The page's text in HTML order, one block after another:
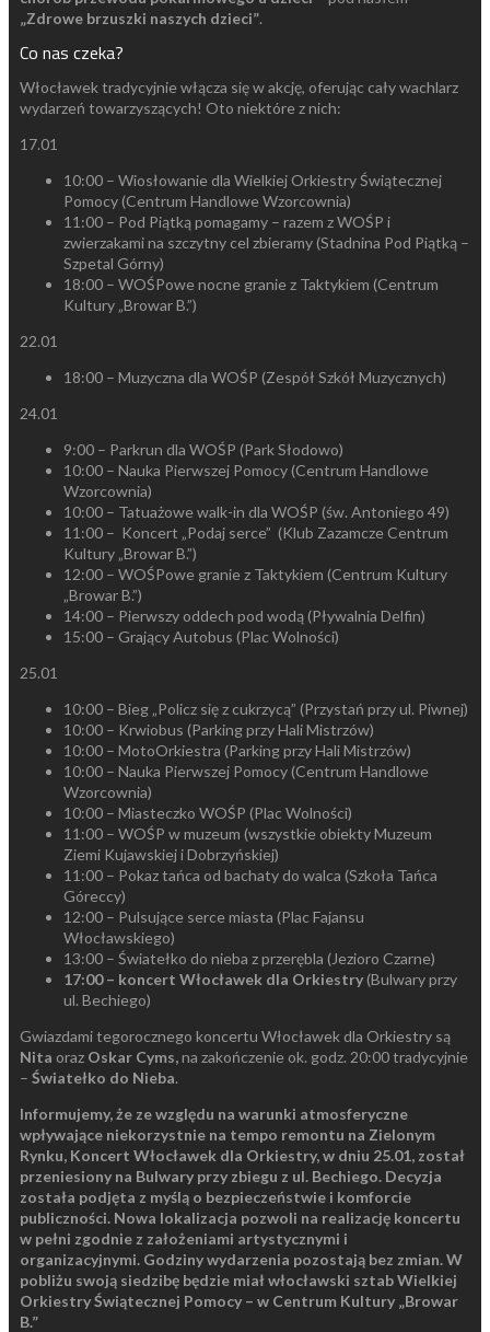
„Zdrowe brzuszki naszych dzieci”.
Co nas czeka?
Włocławek tradycyjnie włącza się w akcję, oferując cały wachlarz
wydarzeń towarzyszących! Oto niektóre z nich:
17.01
10:00 – Wiosłowanie dla Wielkiej Orkiestry Świątecznej
Pomocy (Centrum Handlowe Wzorcownia)
11:00 – Pod Piątką pomagamy – razem z WOŚP i
zwierzakami na szczytny cel zbieramy (Stadnina Pod Piątką –
Szpetal Górny)
18:00 – WOŚPowe nocne granie z Taktykiem (Centrum
Kultury „Browar B.”)
22.01
18:00 – Muzyczna dla WOŚP (Zespół Szkół Muzycznych)
24.01
9:00 – Parkrun dla WOŚP (Park Słodowo)
10:00 – Nauka Pierwszej Pomocy (Centrum Handlowe
Wzorcownia)
10:00 – Tatuażowe walk-in dla WOŚP (św. Antoniego 49)
11:00 – Koncert „Podaj serce” (Klub Zazamcze Centrum
Kultury „Browar B.”)
12:00 – WOŚPowe granie z Taktykiem (Centrum Kultury
„Browar B.”)
14:00 – Pierwszy oddech pod wodą (Pływalnia Delfin)
15:00 – Grający Autobus (Plac Wolności)
25.01
10:00 – Bieg „Policz się z cukrzycą” (Przystań przy ul. Piwnej)
10:00 – Krwiobus (Parking przy Hali Mistrzów)
10:00 – MotoOrkiestra (Parking przy Hali Mistrzów)
10:00 – Nauka Pierwszej Pomocy (Centrum Handlowe
Wzorcownia)
10:00 – Miasteczko WOŚP (Plac Wolności)
11:00 – WOŚP w muzeum (wszystkie obiekty Muzeum
Ziemi Kujawskiej i Dobrzyńskiej)
11:00 – Pokaz tańca od bachaty do walca (Szkoła Tańca
Góreccy)
12:00 – Pulsujące serce miasta (Plac Fajansu
Włocławskiego)
13:00 – Światełko do nieba z przerębla (Jezioro Czarne)
17:00 – koncert Włocławek dla Orkiestry(Bulwary przy
ul. Bechiego)
Gwiazdami tegorocznego koncertu Włocławek dla Orkiestry są
Nita oraz Oskar Cyms,na zakończenie ok. godz. 20:00 tradycyjnie
– Światełko do Nieba.
Informujemy, że ze względu na warunki atmosferyczne
wpływające niekorzystnie na tempo remontu na Zielonym
Rynku, Koncert Włocławek dla Orkiestry, w dniu 25.01, został
przeniesiony na Bulwary przy zbiegu z ul. Bechiego. Decyzja
została podjęta z myślą o bezpieczeństwie i komforcie
publiczności. Nowa lokalizacja pozwoli na realizację koncertu
w pełni zgodnie z założeniami artystycznymi i
organizacyjnymi. Godziny wydarzenia pozostają bez zmian. W
pobliżu swoją siedzibę będzie miał włocławski sztab Wielkiej
Orkiestry Świątecznej Pomocy – w Centrum Kultury „Browar
B.”